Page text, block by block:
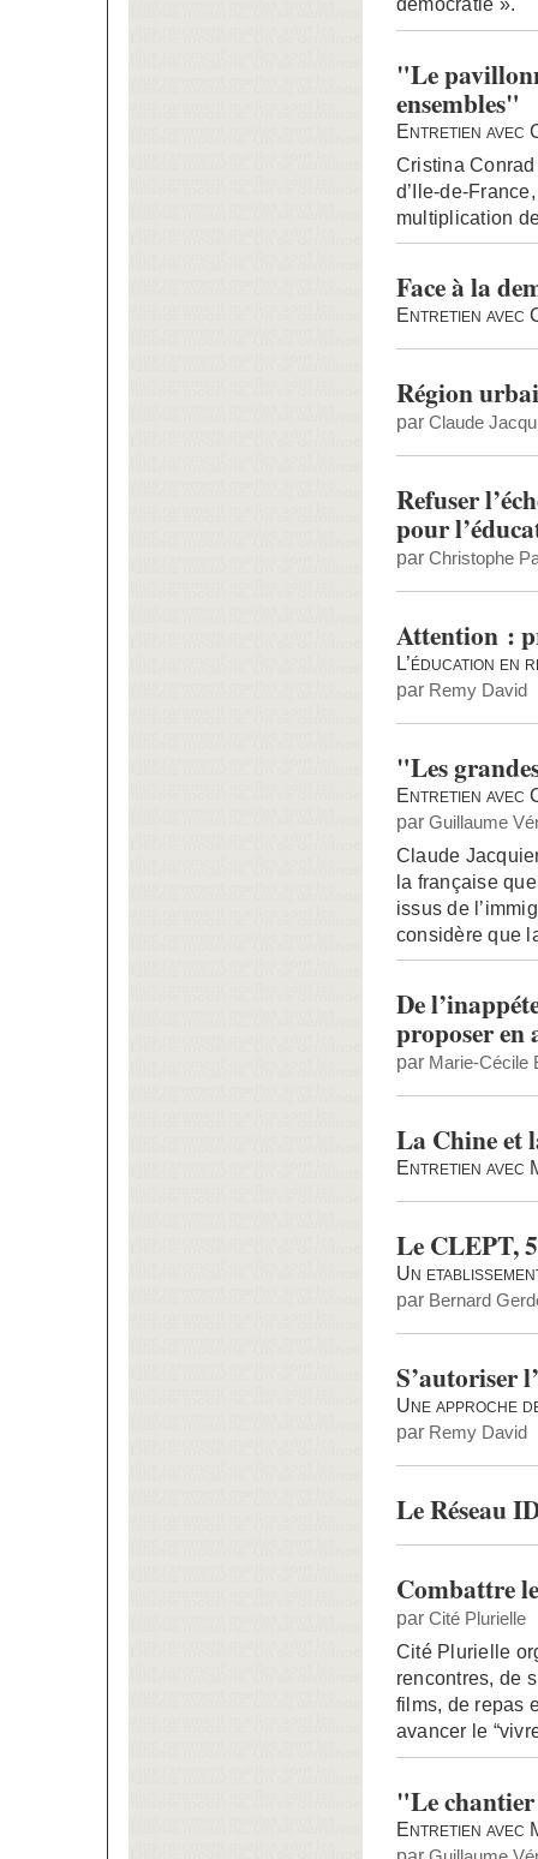
"Le
ensembles"
Entretien avec
Cristina
d’Ile-de-
multiplication
Face à la
Entretien avec
Région
par Claude
Refuser
pour
par Christophe
Attention :
L’éducation
par Remy David
"Les
Entretien avec
par Guillaume
Claude
la française
issus de
considère que
De
proposer en
par Marie-Cécile
La Chine et
Entretien avec
Le CLEPT,
Un
par Bernard
S’autoriser
Une approche
par Remy David
Le Réseau
Combattre
par Cité Plurielle
Cité Plurielle
rencontres, de
films, de repas
avancer le
"Le chantier
Entretien avec